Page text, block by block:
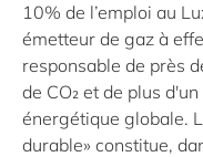
10% de l’emploi au
émetteur de gaz à
responsable de près
de CO₂ et de plus
énergétique globale.
durable» constitue,